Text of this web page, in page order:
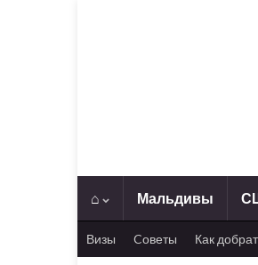
⌂ Мальдивы
Визы Cоветы Как